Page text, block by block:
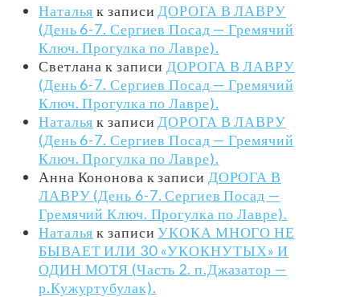
Наталья к записи ДОРОГА В ЛАВРУ
(День 6-7. Сергиев Посад — Гремячий
Ключ. Прогулка по Лавре).
Светлана к записи ДОРОГА В ЛАВРУ
(День 6-7. Сергиев Посад — Гремячий
Ключ. Прогулка по Лавре).
Наталья к записи ДОРОГА В ЛАВРУ
(День 6-7. Сергиев Посад — Гремячий
Ключ. Прогулка по Лавре).
Анна Кононова к записи ДОРОГА В
ЛАВРУ (День 6-7. Сергиев Посад —
Гремячий Ключ. Прогулка по Лавре).
Наталья к записиУКОКА МНОГО НЕ
БЫВАЕТ ИЛИ 30 «УКОКНУТЫХ» И
ОДИН МОТЯ (Часть 2. п.Джазатор —
р.Кужуртубулак).